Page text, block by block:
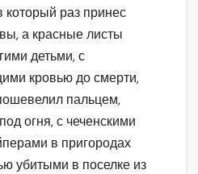
раз принес
а красные листы
детьми, с
кровью до смерти,
пальцем,
огня, с чеченскими
в пригородах
убитыми в поселке из